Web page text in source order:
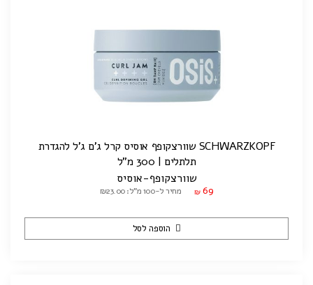
SCHWARZKOPF שוורצקופף אוסיס קרל ג'ם ג'ל להגדרת
תלתלים | 300 מ"ל
שוורצקופף-אוסיס
₪ 69 מחיר ל-100 מ"ל: ₪23.00
הוספה לסל